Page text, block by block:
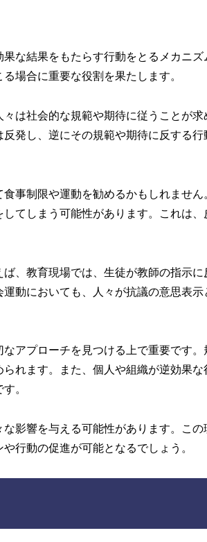
な結果をもたらす行動をとるメカニズ
場合に重要な役割を果たします。
は社会的な規範や期待に従うことが求
発し、逆にその規範や期待に反する行
事制限や運動を勧めるかもしれません
てしまう可能性があります。これは、
、教育現場では、生徒が教師の指示に
動においても、人々が抗議の意思表示
アプローチを見つける上で重要です。
れます。また、個人や組織が逆効果な
。
影響を与える可能性があります。この
行動の促進が可能となるでしょう。